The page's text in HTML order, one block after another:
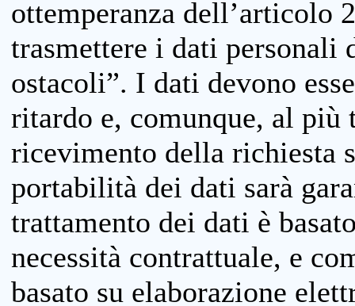
ottemperanza dell’articolo
trasmettere i dati personali
ostacoli”. I dati devono
ritardo e, comunque, al più
ricevimento della richiesta
portabilità dei dati sarà
trattamento dei dati è
necessità contrattuale, e
basato su elaborazione